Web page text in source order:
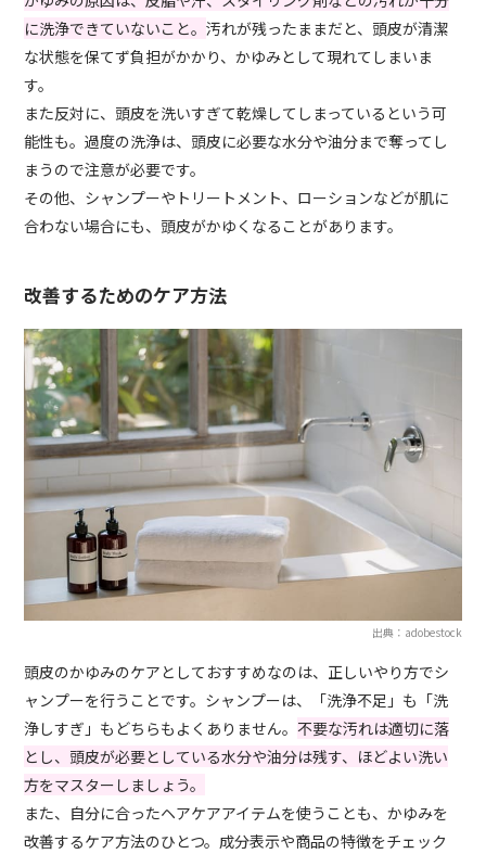
に洗浄できていないこと。汚れが残ったままだと、頭皮が清潔
な状態を保てず負担がかかり、かゆみとして現れてしまいま
す。
また反対に、頭皮を洗いすぎて乾燥してしまっているという可
能性も。過度の洗浄は、頭皮に必要な水分や油分まで奪ってし
まうので注意が必要です。
その他、シャンプーやトリートメント、ローションなどが肌に
合わない場合にも、頭皮がかゆくなることがあります。
改善するためのケア方法
出典：adobestock
頭皮のかゆみのケアとしておすすめなのは、正しいやり方でシ
ャンプーを行うことです。シャンプーは、「洗浄不足」も「洗
浄しすぎ」もどちらもよくありません。不要な汚れは適切に落
とし、頭皮が必要としている水分や油分は残す、ほどよい洗い
方をマスターしましょう。
また、自分に合ったヘアケアアイテムを使うことも、かゆみを
改善するケア方法のひとつ。成分表示や商品の特徴をチェック